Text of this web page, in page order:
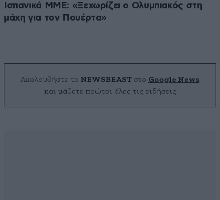
Ισπανικά ΜΜΕ: «Ξεχωρίζει ο Ολυμπιακός στη
μάχη για τον Πουέρτα»
Ακολουθήστε το NEWSBEAST στο Google News
και μάθετε πρώτοι όλες τις ειδήσεις